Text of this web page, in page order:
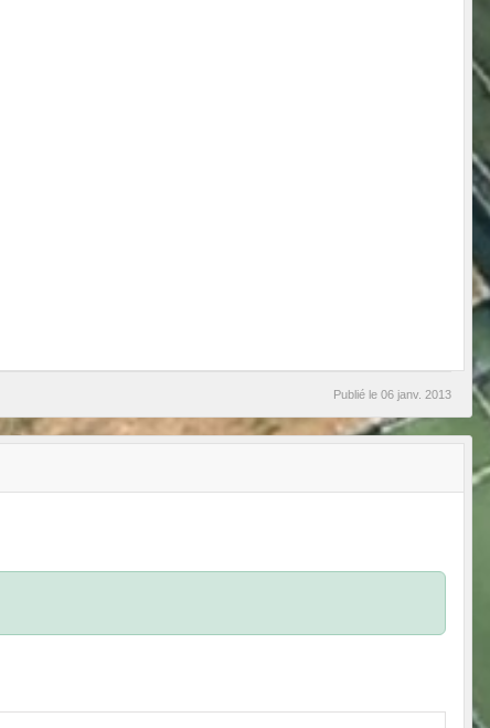
Publié le 06 janv. 2013